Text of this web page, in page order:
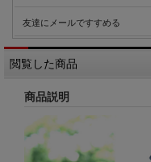
友達にメールですすめる
閲覧した商品
商品説明